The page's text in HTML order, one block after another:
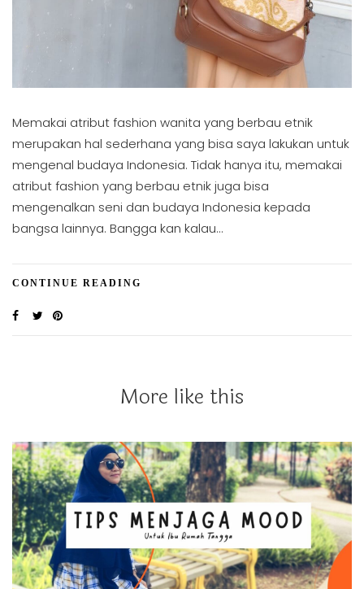
Memakai atribut fashion wanita yang berbau etnik
merupakan hal sederhana yang bisa saya lakukan untuk
mengenal budaya Indonesia. Tidak hanya itu, memakai
atribut fashion yang berbau etnik juga bisa
mengenalkan seni dan budaya Indonesia kepada
bangsa lainnya. Bangga kan kalau…
CONTINUE READING
More like this